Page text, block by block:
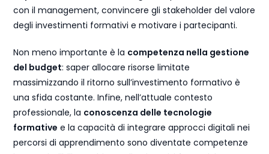
con il management, convincere gli stakeholder del valore
degli investimenti formativi e motivare i partecipanti.
Non meno importante è la competenza nella gestione
del budget: saper allocare risorse limitate
massimizzando il ritorno sull’investimento formativo è
una sfida costante. Infine, nell’attuale contesto
professionale, la conoscenza delle tecnologie
formative e la capacità di integrare approcci digitali nei
percorsi di apprendimento sono diventate competenze